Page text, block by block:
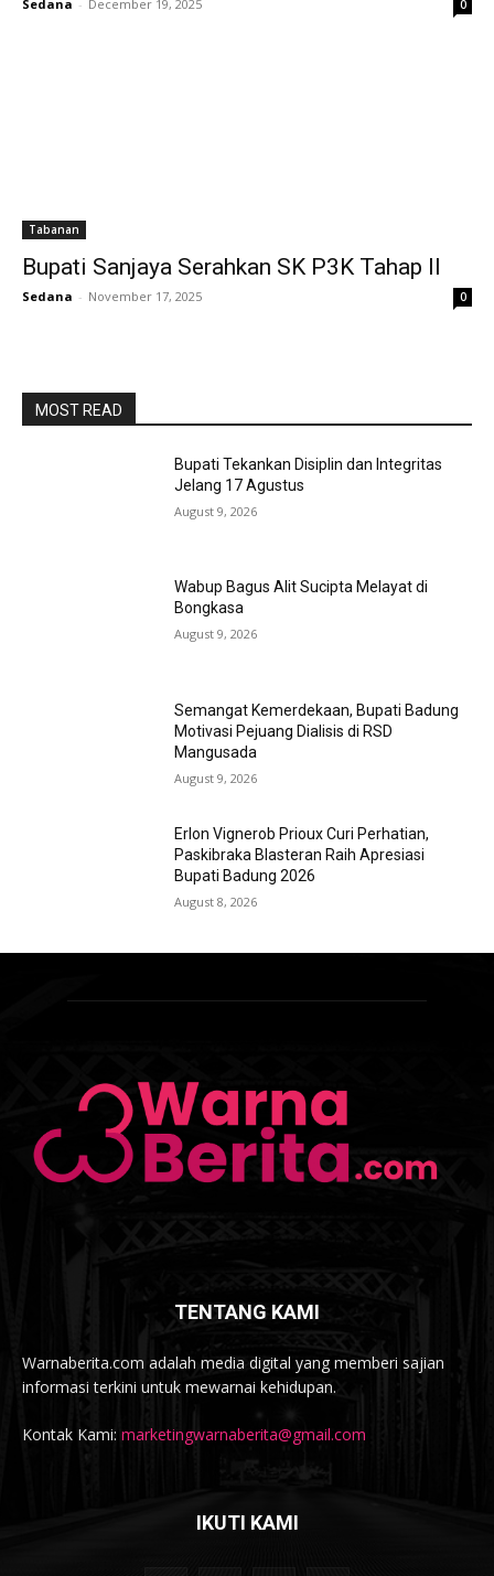
Sedana - December 19, 2025 0
Tabanan
Bupati Sanjaya Serahkan SK P3K Tahap II
Sedana - November 17, 2025 0
MOST READ
Bupati Tekankan Disiplin dan Integritas
Jelang 17 Agustus
August 9, 2026
Wabup Bagus Alit Sucipta Melayat di
Bongkasa
August 9, 2026
Semangat Kemerdekaan, Bupati Badung
Motivasi Pejuang Dialisis di RSD
Mangusada
August 9, 2026
Erlon Vignerob Prioux Curi Perhatian,
Paskibraka Blasteran Raih Apresiasi
Bupati Badung 2026
August 8, 2026
TENTANG KAMI
Warnaberita.com adalah media digital yang memberi sajian
informasi terkini untuk mewarnai kehidupan.
Kontak Kami: marketingwarnaberita@gmail.com
IKUTI KAMI